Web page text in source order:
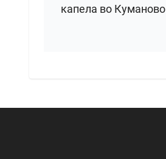
капела во Куманово